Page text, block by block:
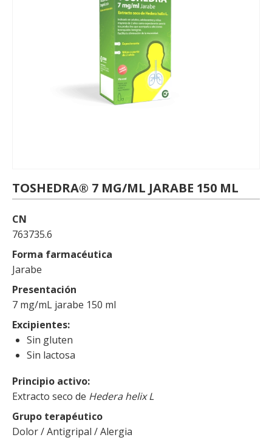
TOSHEDRA® 7 MG/ML JARABE 150 ML
CN
763735.6
Forma farmacéutica
Jarabe
Presentación
7 mg/mL jarabe 150 ml
Excipientes
Sin gluten
Sin lactosa
Principio activo
Extracto seco de Hedera helix L
Grupo terapéutico
Dolor / Antigripal / Alergia